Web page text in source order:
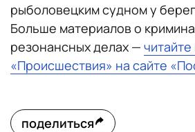
рыболовецким судном у
Больше материалов о
резонансных делах —
«Происшествия» на сайте
поделиться